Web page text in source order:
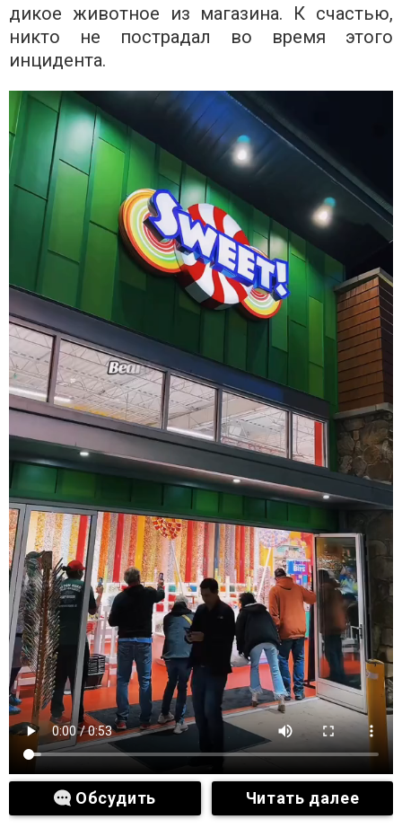
дикое животное из магазина. К счастью,
никто не пострадал во время этого
инцидента.
Обсудить Читать далее